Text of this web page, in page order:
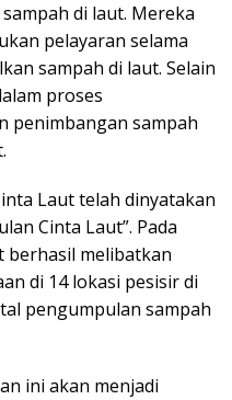
di laut. Mereka
pelayaran selama
sampah di laut. Selain
proses
penimbangan sampah
Laut telah dinyatakan
Cinta Laut”. Pada
berhasil melibatkan
di 14 lokasi pesisir di
pengumpulan sampah
ini akan menjadi